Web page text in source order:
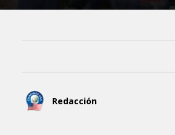
Redacción